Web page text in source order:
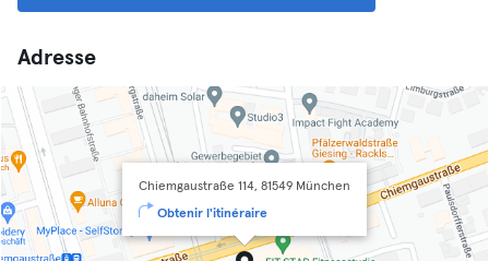
Adresse
Chiemgaustraße 114, 81549 München
Obtenir l'itinéraire